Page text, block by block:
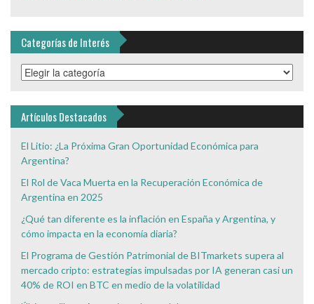
Categorías de Interés
Categorías
de
Artículos Destacados
El Litio: ¿La Próxima Gran Oportunidad Económica para
Argentina?
El Rol de Vaca Muerta en la Recuperación Económica de
Argentina en 2025
¿Qué tan diferente es la inflación en España y Argentina, y
cómo impacta en la economía diaria?
El Programa de Gestión Patrimonial de BITmarkets supera al
mercado cripto: estrategias impulsadas por IA generan casi un
40% de ROI en BTC en medio de la volatilidad